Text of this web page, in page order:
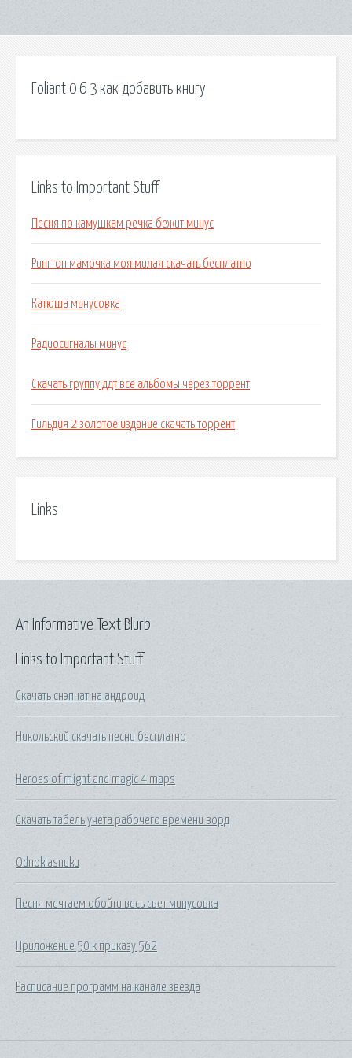
Foliant 0 6 3 как добавить книгу
Links to Important Stuff
Песня по камушкам речка бежит минус
Рингтон мамочка моя милая скачать бесплатно
Катюша минусовка
Радиосигналы минус
Скачать группу ддт все альбомы через торрент
Гильдия 2 золотое издание скачать торрент
Links
Links to Important Stuff
Скачать снэпчат на андроид
Никольский скачать песни бесплатно
Heroes of might and magic 4 maps
Скачать табель учета рабочего времени ворд
Odnoklasnuku
Песня мечтаем обойти весь свет минусовка
Приложение 50 к приказу 562
Расписание программ на канале звезда
An Informative Text Blurb